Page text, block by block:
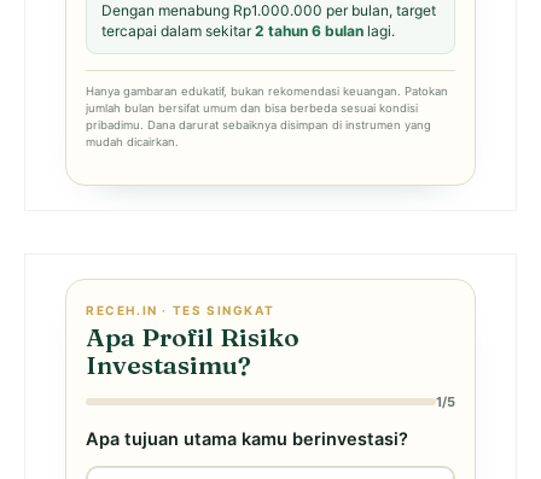
Dengan menabung Rp1.000.000 per bulan, target
tercapai dalam sekitar2 tahun 6 bulan lagi.
Hanya gambaran edukatif, bukan rekomendasi keuangan. Patokan
jumlah bulan bersifat umum dan bisa berbeda sesuai kondisi
pribadimu. Dana darurat sebaiknya disimpan di instrumen yang
mudah dicairkan.
RECEH.IN · TES SINGKAT
Apa Profil Risiko
Investasimu?
1/5
Apa tujuan utama kamu berinvestasi?